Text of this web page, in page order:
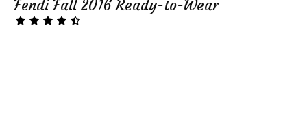
Fendi Fall 2016 Ready-to-Wear